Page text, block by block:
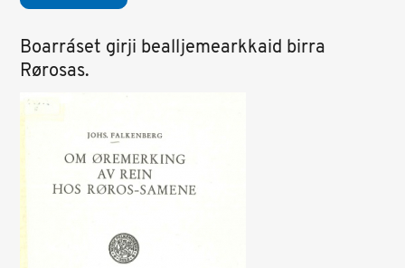
Boarráset girji bealljemearkkaid birra
Rørosas.